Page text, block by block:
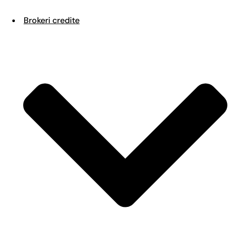
Brokeri credite